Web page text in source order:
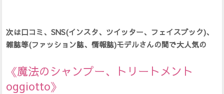
次は口コミ、SNS(インスタ、ツイッター、フェイスブック)、
雑誌等(ファッション誌、情報誌)モデルさんの間で大人気の
《魔法のシャンプー、トリートメント
oggiotto》